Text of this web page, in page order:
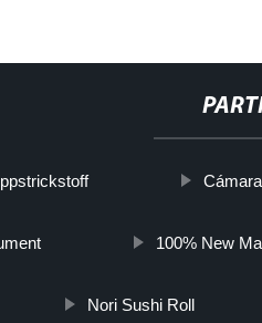
100% New
Nori Sushi Roll